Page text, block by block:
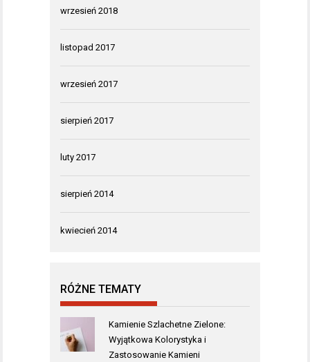
wrzesień 2018
listopad 2017
wrzesień 2017
sierpień 2017
luty 2017
sierpień 2014
kwiecień 2014
RÓŻNE TEMATY
Kamienie Szlachetne Zielone:
Wyjątkowa Kolorystyka i
Zastosowanie Kamieni